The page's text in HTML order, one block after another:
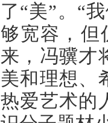
了“美”。“
够宽容，但
来，冯骥才
美和理想、
热爱艺术的